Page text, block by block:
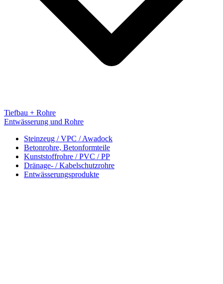
Tiefbau + Rohre
Entwässerung und Rohre
Steinzeug / VPC / Awadock
Betonrohre, Betonformteile
Kunststoffrohre / PVC / PP
Dränage- / Kabelschutzrohre
Entwässerungsprodukte